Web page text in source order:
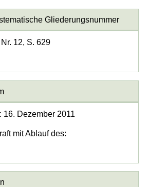
Gliederungsnummer
12, S. 629
16. Dezember 2011
mit Ablauf des: